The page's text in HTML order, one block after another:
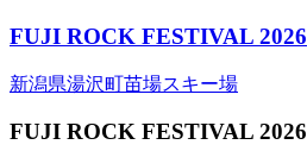
FUJI ROCK FESTIVAL 2026
新潟県湯沢町苗場スキー場
FUJI ROCK FESTIVAL 2026